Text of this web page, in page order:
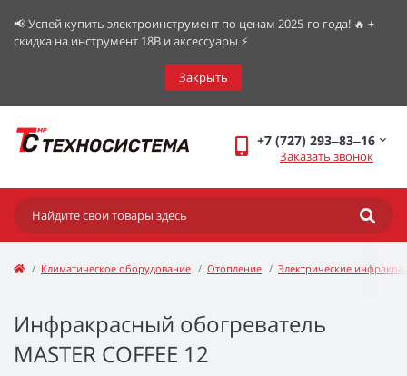
📢 Успей купить электроинструмент по ценам 2025-го года! 🔥 +
скидка на инструмент 18В и аксессуары ⚡️
Закрыть
+7 (727) 293‒83‒16
Заказать звонок
Климатическое оборудование Отопление Электрические
Инфракрасный обогреватель
MASTER COFFEE 12